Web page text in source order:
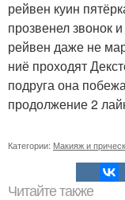
рейвен куин
прозвенел звонок
рейвен даже не
ниё проходят
подруга она
продолжение 2
Категории: Макияж и
Читайте также